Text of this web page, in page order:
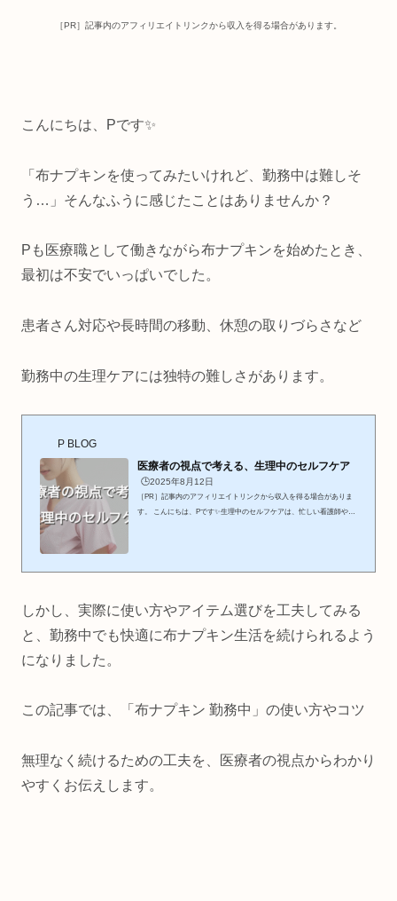
［PR］記事内のアフィリエイトリンクから収入を得る場合があります
こんにちは、Pです✨
「布ナプキンを使ってみたいけれど、勤務中は難しそ
う … 」そんなふうに感じたことはありませんか？
Pも医療職として働きながら布ナプキンを始めたとき、
最初は不安でいっぱいでした。
患者さん対応や長時間の移動、休憩の取りづらさなど
勤務中の生理ケアには独特の難しさがあります。
P BLOG
医療者の視点で考える、生理中のセルフケア
🕒️2025年8月12日
［PR］記事内のアフィリエイトリンクから収入を得る場合がありま
す。 こんにちは、Pです✨生理中のセルフケアは、忙しい看護師や助
ばならないのに、生理が来ると、つい「嫌だな。」と思いがち。助産
くないと感じています。生理中こそ“自分の体と向き合う時間”とし...
しかし、実際に使い方やアイテム選びを工夫してみる
と、勤務中でも快適に布ナプキン生活を続けられるよう
になりました。
この記事では、 「布ナプキン 勤務中」 の使い方やコツ
無理なく続けるための工夫を、医療者の視点からわかり
やすくお伝えします。